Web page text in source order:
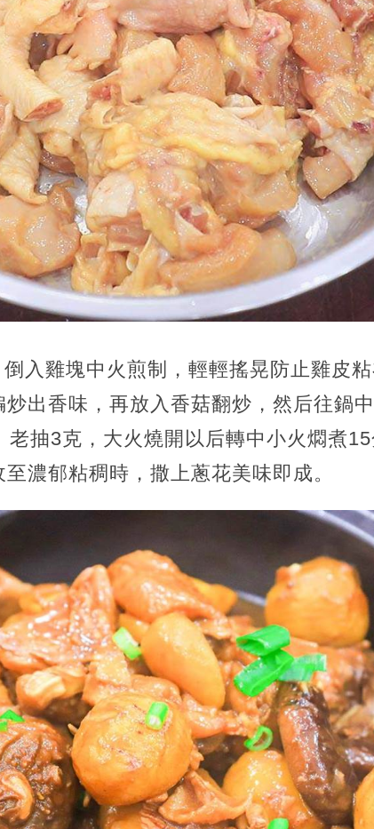
入雞塊中火煎制，輕輕搖晃防止雞皮
出香味，再放入香菇翻炒，然后往鍋
抽3克，大火燒開以后轉中小火燜煮
濃郁粘稠時，撒上蔥花美味即成。